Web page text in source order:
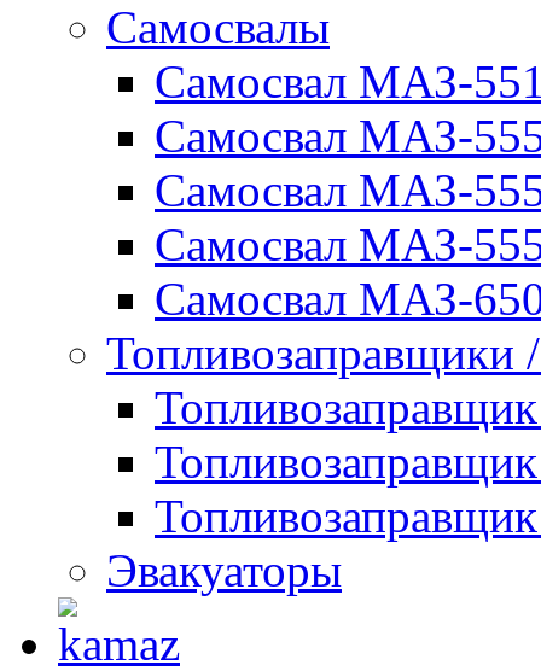
Самосвалы
Самосвал МАЗ-
Самосвал МАЗ-
Самосвал МАЗ-
Самосвал МАЗ-
Самосвал МАЗ-
Топливозаправщики
Эвакуаторы